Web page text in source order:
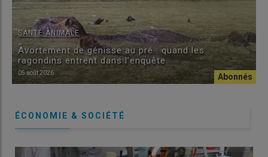
SANTÉ ANIMALE
Avortement de génisse au pré : quand les
ragondins entrent dans l’enquête
05 août 2026
ÉCONOMIE & SOCIÉTÉ